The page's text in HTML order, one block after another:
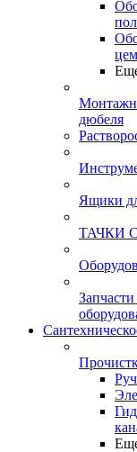
дюбеля
Ящики
ТАЧКИ